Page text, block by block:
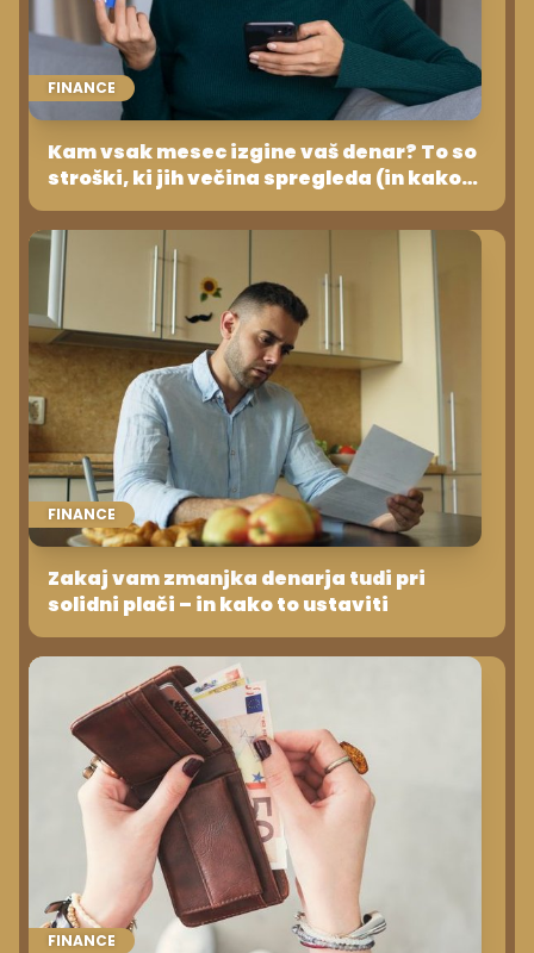
FINANCE
Kam vsak mesec izgine vaš denar? To so
stroški, ki jih večina spregleda (in kako
jih ustaviti)
FINANCE
Zakaj vam zmanjka denarja tudi pri
solidni plači – in kako to ustaviti
FINANCE